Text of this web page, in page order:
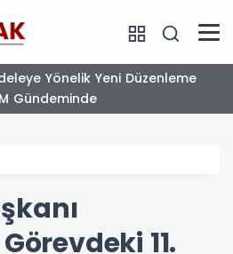
Gündeminde
11.